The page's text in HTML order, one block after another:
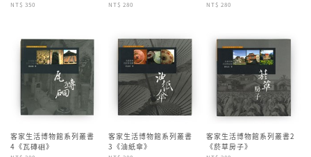
NT$ 350 NT$ 280 NT$ 280
客家生活博物館系列叢書
4《瓦磚硘》
客家生活博物館系列叢書
3《油紙傘》
客家生活博物館系列叢書2
《菸草房子》